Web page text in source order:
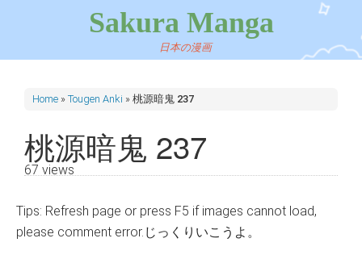
Sakura Manga
日本の漫画
Home » Tougen Anki » 桃源暗鬼 237
桃源暗鬼 237
67 views
Tips: Refresh page or press F5 if images cannot load,
please comment error.じっくりいこうよ。